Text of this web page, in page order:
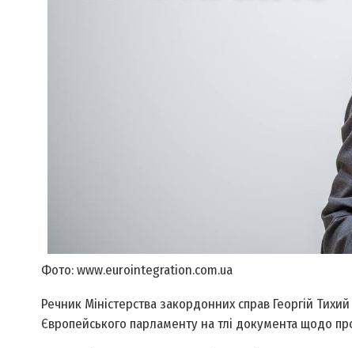
Фото: www.eurointegration.com.ua
Речник Міністерства закордонних справ Георгій
Європейського парламенту на тлі документа щодо